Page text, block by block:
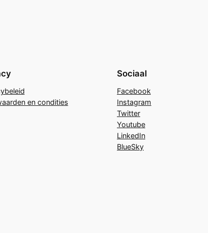
en condities
Sociaal
Facebook
Instagram
Twitter
Youtube
LinkedIn
BlueSky